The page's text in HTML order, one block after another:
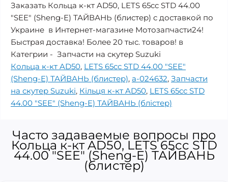
Заказать Кольца к-кт AD50, LETS 65cc STD 44.00
"SEE" (Sheng-E) ТАЙВАНЬ (блистер) с доставкой по
Украине в Интернет-магазине Мотозапчасти24!
Быстрая доставка! Более 20 тыс. товаров! в
Категрии - Запчасти на скутер Suzuki
Кольца к-кт AD50, LETS 65cc STD 44.00 "SEE"
(Sheng-E) ТАЙВАНЬ (блистер), a-024632, Запчасти
на скутер Suzuki, Кільця к-кт AD50, LETS 65cc STD
44.00 "SEE" (Sheng-E) ТАЙВАНЬ (блістер)
Часто задаваемые вопросы про
Кольца к-кт AD50, LETS 65cc STD
44.00 "SEE" (Sheng-E) ТАЙВАНЬ
(блистер)